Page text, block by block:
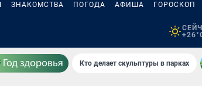
ЗНАКОМСТВА ПОГОДА АФИША ГОРОСКОП
Кто делает скульптуры в парках